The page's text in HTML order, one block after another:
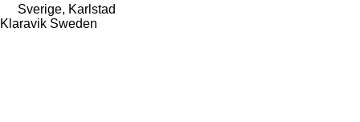
Sverige, Karlstad
Klaravik Sweden